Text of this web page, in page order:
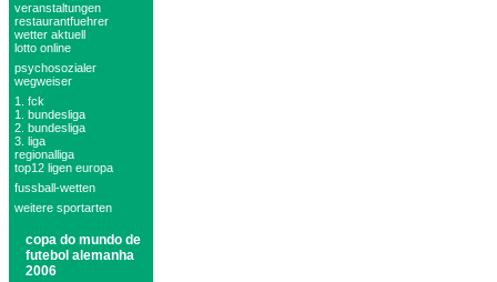
veranstaltungen
restaurantfuehrer
wetter aktuell
lotto online
psychosozialer
wegweiser
1. fck
1. bundesliga
2. bundesliga
3. liga
regionalliga
top12 ligen europa
fussball-wetten
weitere sportarten
copa do mundo de
futebol alemanha
2006